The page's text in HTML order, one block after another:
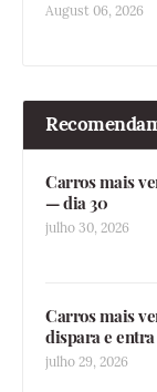
August 06, 2026
Carros mais
— dia 30
julho 30, 2026
Carros mais
dispara e
julho 29, 2026